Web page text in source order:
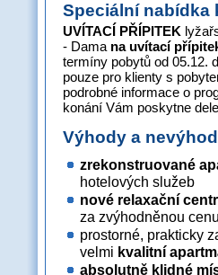
Speciální nabídka
UVÍTACÍ PŘÍPITEK
- Dama na uvítací
termíny pobytů od 05.12.
pouze pro klienty s
podrobné informace o
konání Vám poskytne
Výhody a
zrekonstruované
hotelových služeb
nové relaxační
za zvýhodněnou
prostorné, prakticky
velmi kvalitní
absolutně klidné